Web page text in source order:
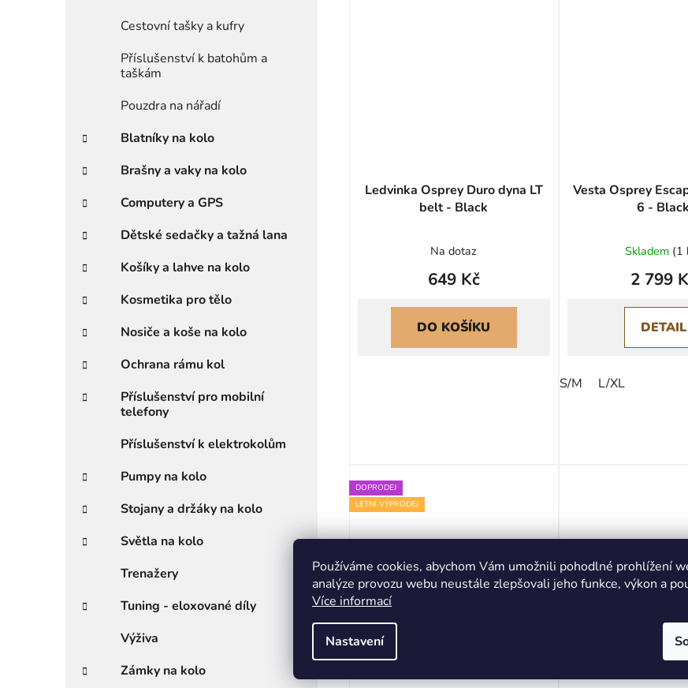
Používáme cookies, abychom Vám umožnili pohodlné prohlížení
analýze provozu webu neustále zlepšovali jeho funkce, výkon a
Více informací
Nastavení
Cestovní tašky a kufry
Příslušenství k batohům a
taškám
Pouzdra na nářadí
Blatníky na kolo
Brašny a vaky na kolo
Computery a GPS
Dětské sedačky a tažná lana
Košíky a lahve na kolo
Kosmetika pro tělo
Nosiče a koše na kolo
Ochrana rámu kol
Příslušenství pro mobilní
telefony
Příslušenství k elektrokolům
Pumpy na kolo
Stojany a držáky na kolo
Světla na kolo
Trenažery
Tuning - eloxované díly
Výživa
Zámky na kolo
Ledvinka Osprey Duro dyna LT
belt - Black
Na dotaz
649 Kč
DO KOŠÍKU
Vesta Osprey
6 - Black
Skladem (1
2 799
DETAIL
S/M L/XL
DOPRODEJ
LETNÍ VÝPRODEJ
Ledvinka ACEPAC ONYX 2
Batoh Osprey